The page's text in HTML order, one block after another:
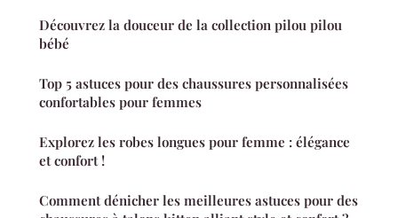
Découvrez la douceur de la collection pilou pilou
bébé
Top 5 astuces pour des chaussures personnalisées
confortables pour femmes
Explorez les robes longues pour femme : élégance
et confort !
Comment dénicher les meilleures astuces pour des